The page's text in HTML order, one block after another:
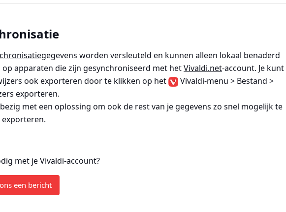
gegevens worden versleuteld en kunnen alleen lokaal benaderd
apparaten die zijn gesynchroniseerd met hetVivaldi.net-account. Je kunt
ook exporteren door te klikken op het
Vivaldi-menu > Bestand >
exporteren.
met een oplossing om ook de rest van je gegevens zo snel mogelijk te
met je Vivaldi-account?
een bericht